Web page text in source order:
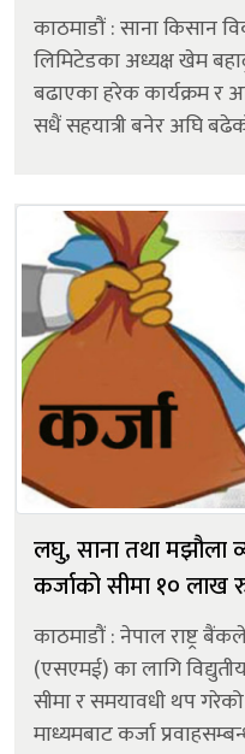
काठमाडौं : साना किसान
लिमिटेडका अध्यक्ष खेम
बढाएका हरेक कार्यक्रम र
सधैं सहयात्री बनेर अघि बढेको
लघु, साना तथा मझौला
कर्जाको सीमा १० लाख
काठमाडौं : नेपाल राष्ट्र
(एसएमई) का लागि
सीमा र समयावधी थप
माध्यमबाट कर्जा